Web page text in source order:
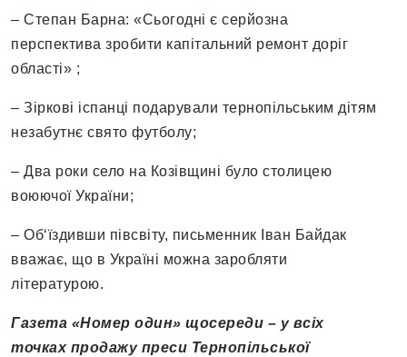
– Степан Барна: «Сьогодні є серйозна
перспектива зробити капітальний ремонт доріг
області» ;
– Зіркові іспанці подарували тернопільським дітям
незабутнє свято футболу;
– Два роки село на Козівщині було столицею
воюючої України;
– Об‘їздивши півсвіту, письменник Іван Байдак
вважає, що в Україні можна заробляти
літературою.
Газета «Номер один» щосереди – у всіх
точках продажу преси Тернопільської